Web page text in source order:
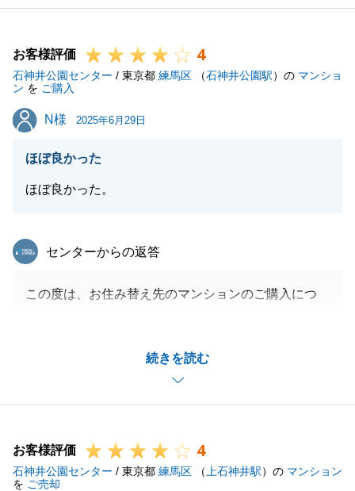
かり嬉しく思います。
ざいます。
やりとりさせて頂く中でご説明が足りないところがあ
り申し訳ございませんでした。
今後は、お客様へより分かりやすくお伝えできるよう
また、来年の確定申告にてご売却のお手続きが完了と
なります。
末永いお付き合いのほど、何卒よろしくお願い申し上
お客様評価 4
石神井公園センター / 東京都 練馬区 （石神井公園駅）の マンショ
ン を ご購入
N様
N様 2025年6月29日
ほぼ良かった
ほぼ良かった。
続きを読む
東急リバブル
センターからの返答
この度は、お住み替え先のマンションのご購入につ
で、とても良いお部屋になることが楽しみです。
お引越された後も何かございましたらお気軽にご連絡
ください。
お客様評価 4
石神井公園センター / 東京都 練馬区 （ 上石神井駅）の マンション
を ご売却